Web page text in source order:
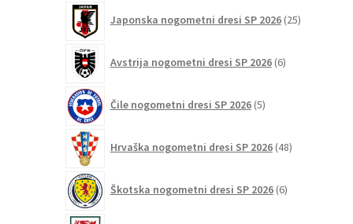
Japonska nogometni dresi SP 2026 25izdelkov
Avstrija nogometni dresi SP 2026 6izdelkov
Čile nogometni dresi SP 2026 5izdelkov
Hrvaška nogometni dresi SP 2026 48izdelkov
Škotska nogometni dresi SP 2026 6izdelkov